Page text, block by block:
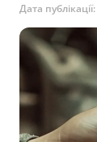
Дата публікації: